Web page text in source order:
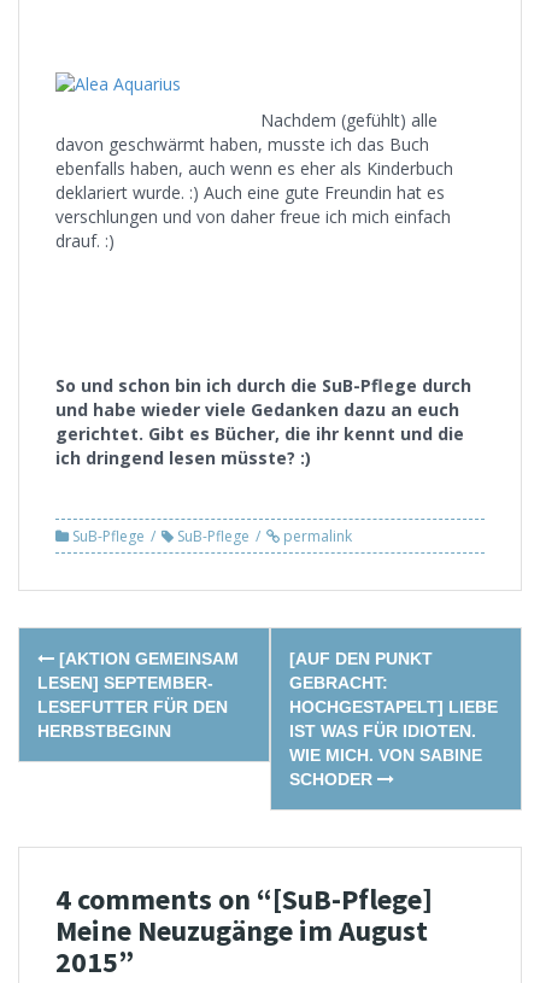
Nachdem (gefühlt) alle
davon geschwärmt haben, musste ich das Buch
ebenfalls haben, auch wenn es eher als Kinderbuch
deklariert wurde. :) Auch eine gute Freundin hat es
verschlungen und von daher freue ich mich einfach
drauf. :)
So und schon bin ich durch die SuB-Pflege durch
und habe wieder viele Gedanken dazu an euch
gerichtet. Gibt es Bücher, die ihr kennt und die
ich dringend lesen müsste? :)
SuB-Pflege SuB-Pflege permalink
Post
navigation
[AKTION GEMEINSAM
LESEN] SEPTEMBER-
LESEFUTTER FÜR DEN
HERBSTBEGINN
[AUF DEN PUNKT
GEBRACHT:
HOCHGESTAPELT] LIEBE
IST WAS FÜR IDIOTEN.
WIE MICH. VON SABINE
SCHODER
4 comments on “[SuB-Pflege]
Meine Neuzugänge im August
2015”